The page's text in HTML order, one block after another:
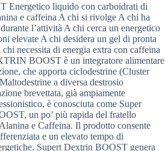
Energetico liquido con carboidrati di
e caffeina A chi si rivolge A chi ha
l’attività A chi cerca un energetico
elevate A chi desidera un gel di pronta
necessita di energia extra con caffeina
BOOST è un integratore alimentare
che apporta ciclodestrine (Cluster
a diversa destrosio
brevettata, già ampiamente
è conosciuta come Super
un po’ più rapida del fratello
e Caffeina. Il prodotto consente
e un elevato tempo di
Supert Dextrin BOOST genera